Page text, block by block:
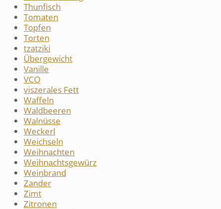
Thunfisch
Tomaten
Topfen
Torten
tzatziki
Übergewicht
Vanille
VCO
viszerales Fett
Waffeln
Waldbeeren
Walnüsse
Weckerl
Weichseln
Weihnachten
Weihnachtsgewürz
Weinbrand
Zander
Zimt
Zitronen